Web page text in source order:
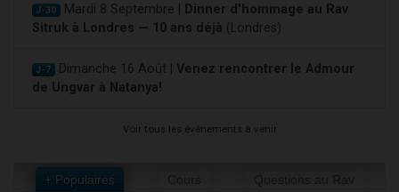
J-30 Mardi 8 Septembre |
Dinner d'hommage au Rav
Sitruk à Londres — 10 ans déjà (Londres)
J-7 Dimanche 16 Août | Venez rencontrer le Admour
de Ungvar à Natanya!
Voir tous les événements à venir
+ Populaires